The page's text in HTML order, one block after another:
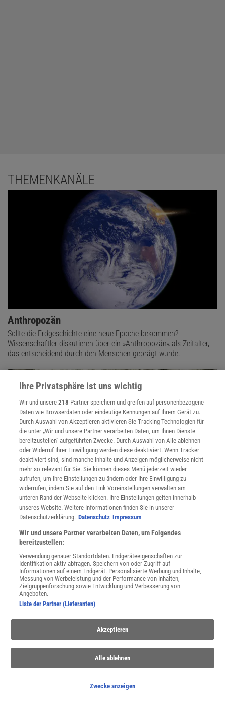
THEMENKANÄLE
Anthropozän
Sollte die Erdgeschichte eine neue Epoche bekommen?
Wissenschaftler diskutieren über ein »Anthropozän« als Zeitalter,
das entscheidend durch den Menschen geprägt wurde.
Evolution
Evolution findet täglich statt - im Kleinen wie im Großen. Und auch
der Blick in die Vergangenheit ist lohnend, denn die Biologen füllen
immer mehr Lücken im Stammbaum des Lebens.
Die Menschheit heizt der Erde ein. Welche Folgen des
Ihre Privatsphäre ist uns wichtig
Wir und unsere218-Partner speichern und greifen auf personenbezogene
Daten wie Browserdaten oder eindeutige Kennungen auf Ihrem Gerät zu.
Durch Auswahl von Akzeptieren aktivieren Sie Tracking-Technologien für
die unter „Wir und unsere Partner verarbeiten Daten, um Ihnen Dienste
bereitzustellen“ aufgeführten Zwecke. Durch Auswahl von Alle ablehnen
oder Widerruf Ihrer Einwilligung werden diese deaktiviert. Wenn Tracker
deaktiviert sind, sind manche Inhalte und Anzeigen möglicherweise nicht
mehr so relevant für Sie. Sie können dieses Menü jederzeit wieder
aufrufen, um Ihre Einstellungen zu ändern oder Ihre Einwilligung zu
widerrufen, indem Sie auf den Link Voreinstellungen verwalten am
unteren Rand der Webseite klicken. Ihre Einstellungen gelten innerhalb
unseres Website. Weitere Informationen finden Sie in unserer
Datenschutzerklärung. Datenschutz Impressum
Wir und unsere Partner verarbeiten Daten, um Folgendes
bereitzustellen:
Verwendung genauer Standortdaten. Endgeräteeigenschaften zur
Identifikation aktiv abfragen. Speichern von oder Zugriff auf
Informationen auf einem Endgerät. Personalisierte Werbung und Inhalte,
Messung von Werbeleistung und der Performance von Inhalten,
Zielgruppenforschung sowie Entwicklung und Verbesserung von
Angeboten.
Liste der Partner (Lieferanten)
Akzeptieren
Alle ablehnen
Zwecke anzeigen